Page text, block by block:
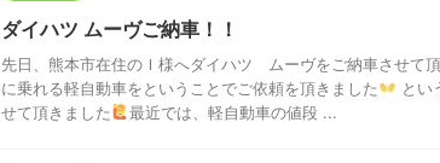
ダイハツ ムーヴご納車！！
先日、熊本市在住のＩ様へダイハツ ムーヴをご納車させて
に乗れる軽自動車をということでご依頼を頂きました
とい
せて頂きました
最近では、軽自動車の値段 ...